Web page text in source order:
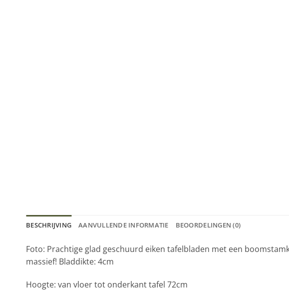
BESCHRIJVING AANVULLENDE INFORMATIE BEOORDELINGEN (0)
Foto: Prachtige glad geschuurd eiken tafelbladen met een
massief! Bladdikte: 4cm
Hoogte: van vloer tot onderkant tafel 72cm